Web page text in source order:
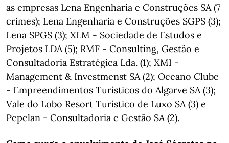
as empresas Lena Engenharia e Construções SA (7
crimes); Lena Engenharia e Construções SGPS (3);
Lena SPGS (3); XLM - Sociedade de Estudos e
Projetos LDA (5); RMF - Consulting, Gestão e
Consultadoria Estratégica Lda. (1); XMI -
Management & Investmenst SA (2); Oceano Clube
- Empreendimentos Turísticos do Algarve SA (3);
Vale do Lobo Resort Turístico de Luxo SA (3) e
Pepelan - Consultadoria e Gestão SA (2).